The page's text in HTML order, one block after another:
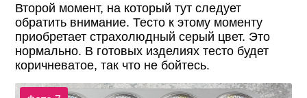
Второй момент, на который тут следует
обратить внимание. Тесто к этому моменту
приобретает страхолюдный серый цвет. Это
нормально. В готовых изделиях тесто будет
коричневатое, так что не бойтесь.